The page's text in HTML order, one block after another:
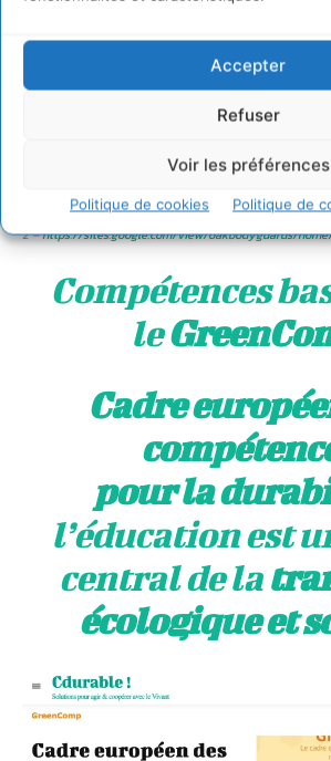
Accepter
Refuser
Voir les préférences
Politique de cookies Politique de
1 – 2022, Commission européenne, Centre commun de
cadre européen de compétences en terme de
internet de publications de l’Union européenne
2 –https://sites.google.com/view/oakbodyguards/
Compétences
le
Cadre
pour la
l’éducation est
central de la
écologique et